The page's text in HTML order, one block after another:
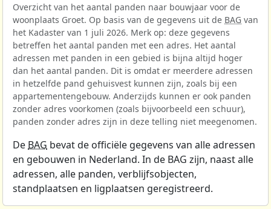
Overzicht van het aantal panden naar bouwjaar voor de
woonplaats Groet. Op basis van de gegevens uit de BAG van
het Kadaster van 1 juli 2026. Merk op: deze gegevens
betreffen het aantal panden met een adres. Het aantal
adressen met panden in een gebied is bijna altijd hoger
dan het aantal panden. Dit is omdat er meerdere adressen
in hetzelfde pand gehuisvest kunnen zijn, zoals bij een
appartementengebouw. Anderzijds kunnen er ook panden
zonder adres voorkomen (zoals bijvoorbeeld een schuur),
panden zonder adres zijn in deze telling niet meegenomen.
De BAG bevat de officiële gegevens van alle adressen
en gebouwen in Nederland. In de BAG zijn, naast alle
adressen, alle panden, verblijfsobjecten,
standplaatsen en ligplaatsen geregistreerd.